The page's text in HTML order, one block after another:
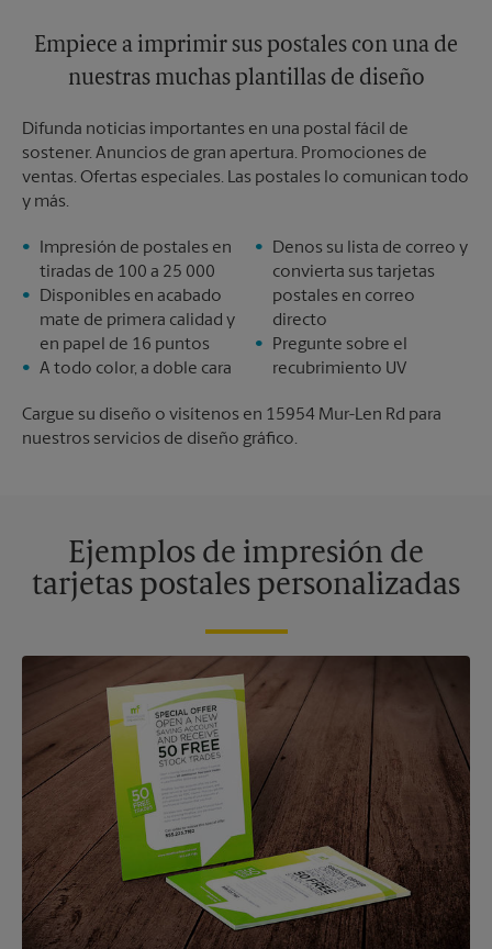
Empiece a imprimir sus postales con una de
nuestras muchas plantillas de diseño
Difunda noticias importantes en una postal fácil de
sostener. Anuncios de gran apertura. Promociones de
ventas. Ofertas especiales. Las postales lo comunican todo
y más.
Impresión de postales en
tiradas de 100 a 25 000
Disponibles en acabado
mate de primera calidad y
en papel de 16 puntos
A todo color, a doble cara
Denos su lista de correo y
convierta sus tarjetas
postales en correo
directo
Pregunte sobre el
recubrimiento UV
Cargue su diseño o visítenos en 15954 Mur-Len Rd para
nuestros servicios de diseño gráfico.
Ejemplos de impresión de
tarjetas postales personalizadas